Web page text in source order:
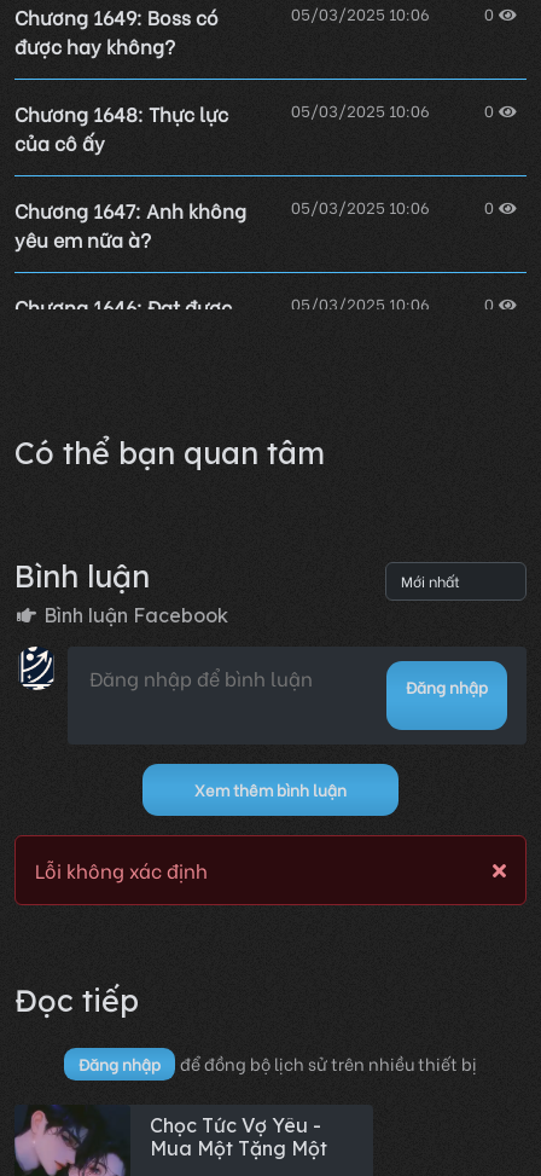
Chương 1649: Boss có
được hay không?
05/03/2025 10:06 0
Chương 1648: Thực lực
của cô ấy
05/03/2025 10:06 0
Chương 1647: Anh không
yêu em nữa à?
05/03/2025 10:06 0
Chương 1646: Đạt được
05/03/2025 10:06 0
Có thể bạn quan tâm
Bình luận
Bình luận Facebook
Đăng nhập
Xem thêm bình luận
Lỗi không xác định
Đọc tiếp
Đăng nhập để đồng bộ lịch sử trên nhiều thiết bị
Chọc Tức Vợ Yêu -
Mua Một Tặng Một